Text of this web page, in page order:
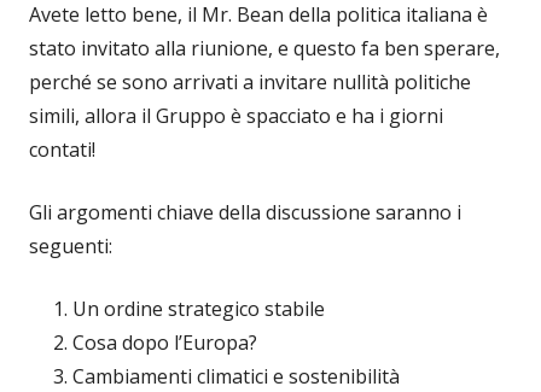
Avete letto bene, il Mr. Bean della politica italiana è
stato invitato alla riunione, e questo fa ben sperare,
perché se sono arrivati a invitare nullità politiche
simili, allora il Gruppo è spacciato e ha i giorni
contati!
Gli argomenti chiave della discussione saranno i
seguenti:
Un ordine strategico stabile
Cosa dopo l’Europa?
Cambiamenti climatici e sostenibilità